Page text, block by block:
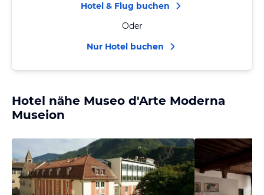
Hotel & Flug buchen
Oder
Nur Hotel buchen
Hotel nähe Museo d'Arte Moderna
Museion